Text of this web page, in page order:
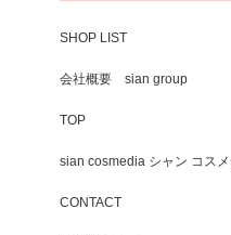
SHOP LIST
会社概要 sian group
TOP
sian cosmedia シャン コス
CONTACT